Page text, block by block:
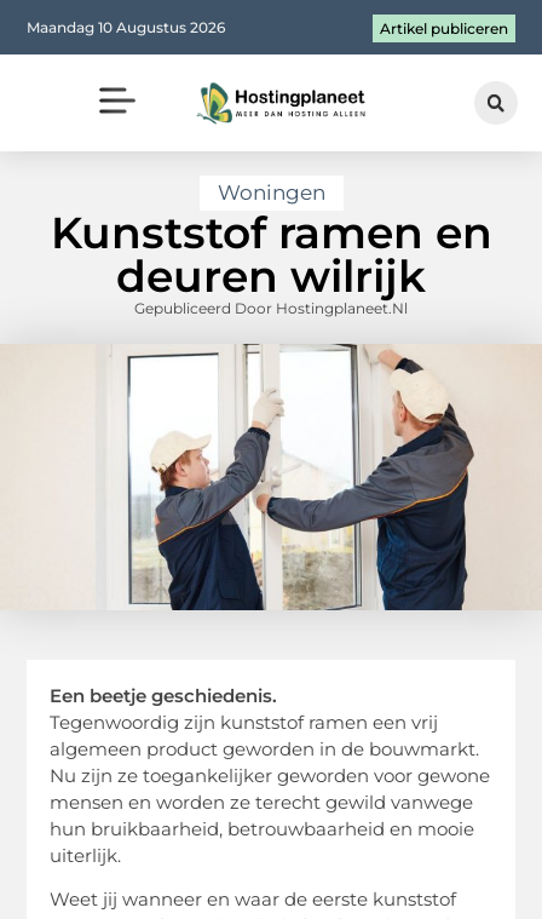
Maandag 10 Augustus 2026 Artikel publiceren
Woningen
Kunststof ramen en
deuren wilrijk
Gepubliceerd Door Hostingplaneet.nl
Een beetje geschiedenis.
Tegenwoordig zijn kunststof ramen een vrij
algemeen product geworden in de bouwmarkt.
Nu zijn ze toegankelijker geworden voor gewone
mensen en worden ze terecht gewild vanwege
hun bruikbaarheid, betrouwbaarheid en mooie
uiterlijk.
Weet jij wanneer en waar de eerste kunststof